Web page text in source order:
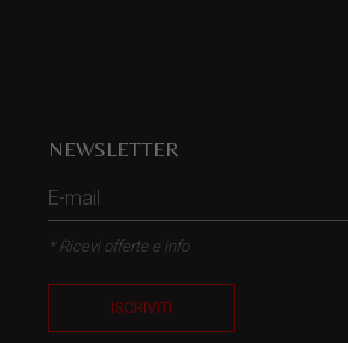
NEWSLETTER
* Ricevi offerte e info
ISCRIVITI